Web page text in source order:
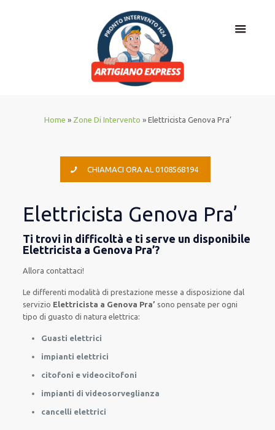
Home » Zone Di Intervento » Elettricista Genova Pra’
CHIAMACI ORA AL 0108568194
Elettricista Genova Pra’
Ti trovi in difficoltà e ti serve un disponibile
Elettricista a Genova Pra’?
Allora contattaci!
Ledifferenti modalità diprestazione messe a disposizione dal
servizio Elettricista a Genova Pra’ sonopensate perogni
tipo di guasto di natura elettrica:
Guasti elettrici
impianti elettrici
citofoni e videocitofoni
impianti di videosorveglianza
cancelli elettrici